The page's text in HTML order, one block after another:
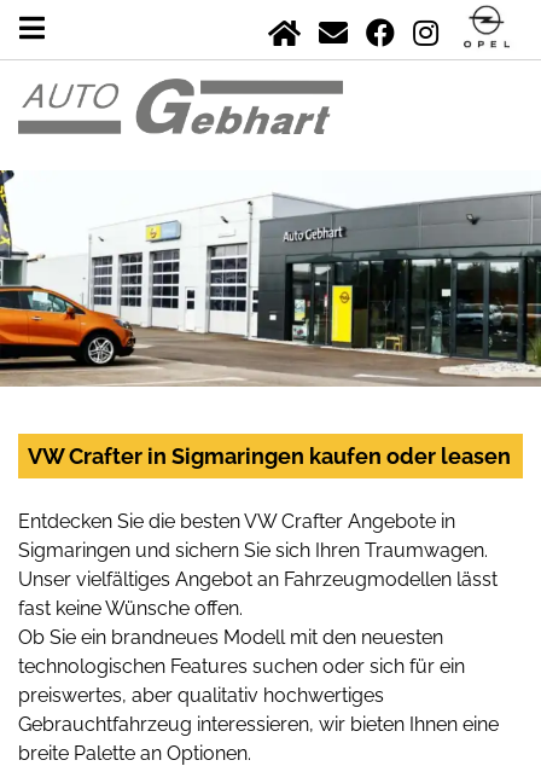
VW Crafter in Sigmaringen kaufen oder leasen
Entdecken Sie die besten VW Crafter Angebote in
Sigmaringen und sichern Sie sich Ihren Traumwagen.
Unser vielfältiges Angebot an Fahrzeugmodellen lässt
fast keine Wünsche offen.
Ob Sie ein brandneues Modell mit den neuesten
technologischen Features suchen oder sich für ein
preiswertes, aber qualitativ hochwertiges
Gebrauchtfahrzeug interessieren, wir bieten Ihnen eine
breite Palette an Optionen.